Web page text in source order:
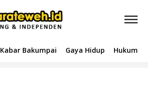
Kabar Bakumpai Gaya Hidup Hukum &